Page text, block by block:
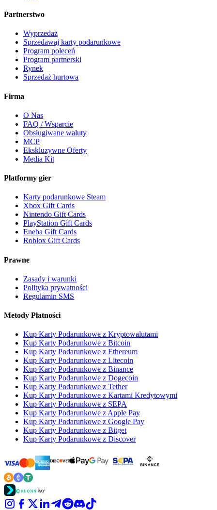
Partnerstwo
Wyprzedaż
Sprzedawaj karty podarunkowe
Program poleceń
Program partnerski
Rynek
Sprzedaż hurtowa
Firma
O Nas
FAQ / Wsparcie
Obsługiwane waluty
MCP
Ekskluzywne Oferty
Media Kit
Platformy gier
Karty podarunkowe Steam
Xbox Gift Cards
Nintendo Gift Cards
PlayStation Gift Cards
Eneba Gift Cards
Roblox Gift Cards
Prawne
Zasady i warunki
Polityka prywatności
Regulamin SMS
Metody Płatności
Kup Karty Podarunkowe z Kryptowalutami
Kup Karty Podarunkowe z Bitcoin
Kup Karty Podarunkowe z Ethereum
Kup Karty Podarunkowe z Litecoin
Kup Karty Podarunkowe z Binance
Kup Karty Podarunkowe z Dogecoin
Kup Karty Podarunkowe z Tether
Kup Karty Podarunkowe z Kartami Kredytowymi
Kup Karty Podarunkowe z SEPA
Kup Karty Podarunkowe z Apple Pay
Kup Karty Podarunkowe z Google Pay
Kup Karty Podarunkowe z Bitget
Kup Karty Podarunkowe z Discover